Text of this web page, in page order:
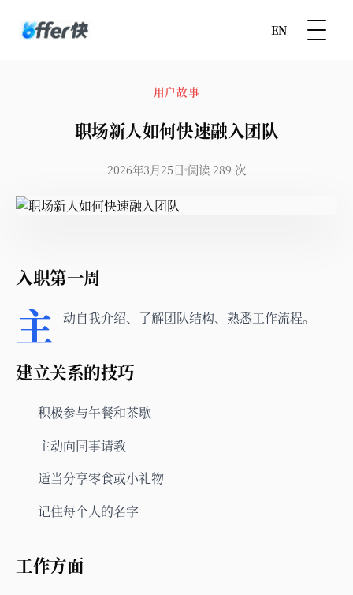
EN
用户故事
职场新人如何快速融入团队
2026年3月25日 阅读 289 次
入职第一周
主 动自我介绍、了解团队结构、熟悉工作流程。
建立关系的技巧
积极参与午餐和茶歇
主动向同事请教
适当分享零食或小礼物
记住每个人的名字
工作方面